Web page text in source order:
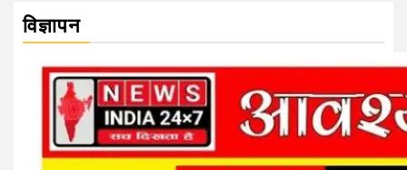
विज्ञापन